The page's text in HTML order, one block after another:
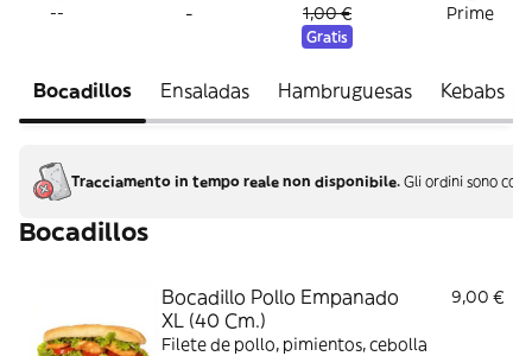
-- - 1,00 €
Gratis
Prime
Bocadillos Ensaladas Hambruguesas Kebabs
Tracciamento in tempo reale non disponibile. Gli ordini sono
Bocadillos
Bocadillo Pollo Empanado
XL (40 Cm.)
9,00 €
Filete de pollo, pimientos, cebolla